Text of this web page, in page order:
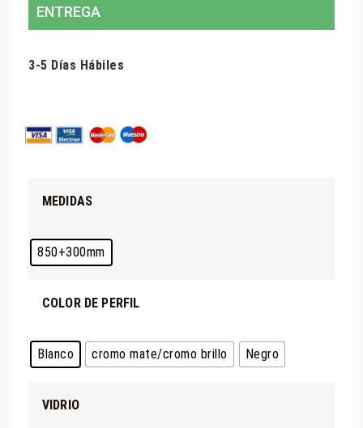
ENTREGA
3-5 Días Hábiles
MEDIDAS
850+300mm
COLOR DE PERFIL
Blanco cromo mate/cromo brillo Negro
VIDRIO